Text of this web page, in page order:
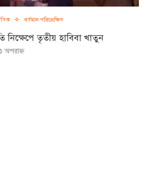
বর্তমান পরিপ্রেক্ষিত
নিক্ষেপে তৃতীয় হাবিবা খাতুন
অপরাহ্ণ